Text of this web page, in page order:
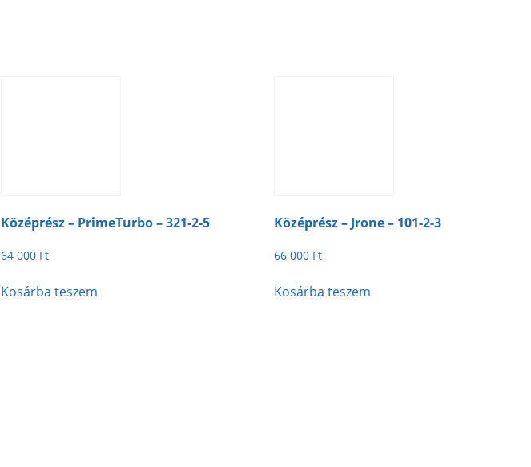
Középrész – PrimeTurbo – 321-2-5
64 000 Ft
Kosárba teszem
Középrész – Jrone – 101-2-3
66 000 Ft
Kosárba teszem